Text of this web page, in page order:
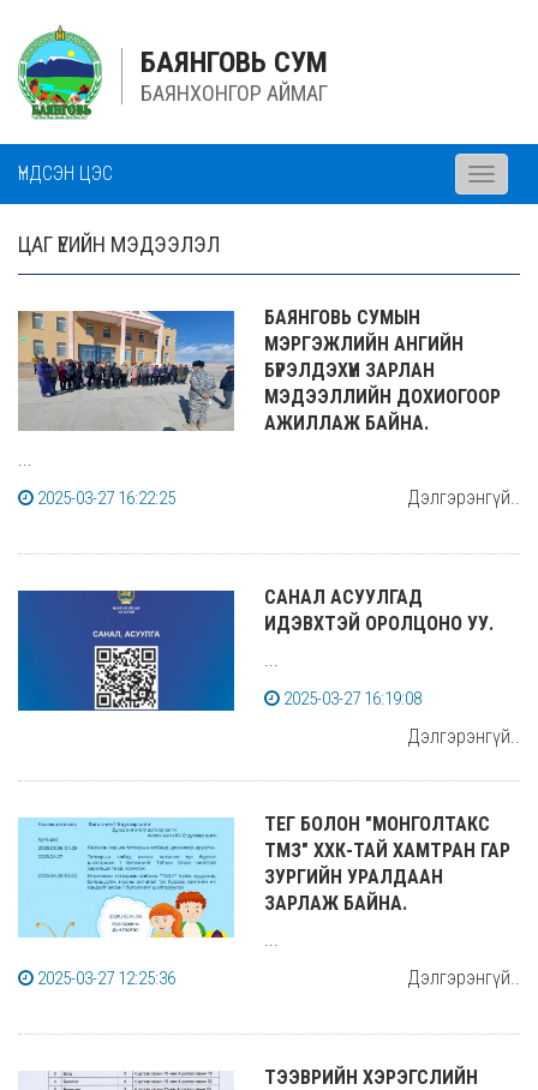
БАЯНГОВЬ СУМ
БАЯНХОНГОР АЙМАГ
ҮНДСЭН ЦЭС
Toggle
ЦАГ ҮЕИЙН МЭДЭЭЛЭЛ
БАЯНГОВЬ СУМЫН
МЭРГЭЖЛИЙН АНГИЙН
БҮРЭЛДЭХҮҮН ЗАРЛАН
МЭДЭЭЛЛИЙН ДОХИОГООР
АЖИЛЛАЖ БАЙНА.
...
2025-03-27 16:22:25
Дэлгэрэнгүй..
САНАЛ АСУУЛГАД
ИДЭВХТЭЙ ОРОЛЦОНО УУ.
...
2025-03-27 16:19:08
Дэлгэрэнгүй..
ТЕГ БОЛОН "МОНГОЛТАКС
ТМЗ" ХХК-ТАЙ ХАМТРАН ГАР
ЗУРГИЙН УРАЛДААН
ЗАРЛАЖ БАЙНА.
...
2025-03-27 12:25:36
Дэлгэрэнгүй..
ТЭЭВРИЙН ХЭРЭГСЛИЙН